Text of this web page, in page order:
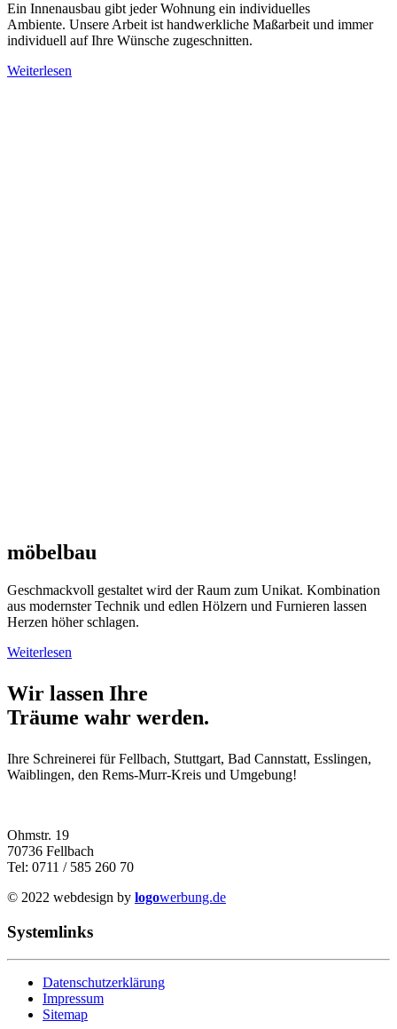
Ein Innenausbau gibt jeder Wohnung ein individuelles
Ambiente. Unsere Arbeit ist handwerkliche Maßarbeit und immer
individuell auf Ihre Wünsche zugeschnitten.
Weiterlesen
möbelbau
Geschmackvoll gestaltet wird der Raum zum Unikat. Kombination
aus modernster Technik und edlen Hölzern und Furnieren lassen
Herzen höher schlagen.
Weiterlesen
Wir lassen Ihre
Träume wahr werden.
Ihre Schreinerei für Fellbach, Stuttgart, Bad Cannstatt, Esslingen,
Waiblingen, den Rems-Murr-Kreis und Umgebung!
Ohmstr. 19
70736 Fellbach
Tel: 0711 / 585 260 70
© 2022 webdesign by logowerbung.de
Systemlinks
Datenschutzerklärung
Impressum
Sitemap